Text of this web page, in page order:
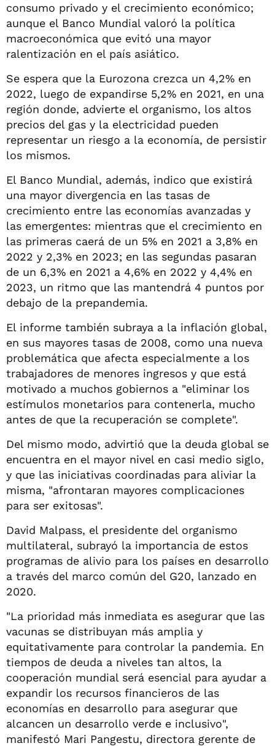
consumo privado y el crecimiento económico;
aunque el Banco Mundial valoró la política
macroeconómica que evitó una mayor
ralentización en el país asiático.
Se espera que la Eurozona crezca un 4,2% en
2022, luego de expandirse 5,2% en 2021, en una
región donde, advierte el organismo, los altos
precios del gas y la electricidad pueden
representar un riesgo a la economía, de persistir
los mismos.
El Banco Mundial, además, indico que existirá
una mayor divergencia en las tasas de
crecimiento entre las economías avanzadas y
las emergentes: mientras que el crecimiento en
las primeras caerá de un 5% en 2021 a 3,8% en
2022 y 2,3% en 2023; en las segundas pasaran
de un 6,3% en 2021 a 4,6% en 2022 y 4,4% en
2023, un ritmo que las mantendrá 4 puntos por
debajo de la prepandemia.
El informe también subraya a la inflación global,
en sus mayores tasas de 2008, como una nueva
problemática que afecta especialmente a los
trabajadores de menores ingresos y que está
motivado a muchos gobiernos a "eliminar los
estímulos monetarios para contenerla, mucho
antes de que la recuperación se complete".
Del mismo modo, advirtió que la deuda global se
encuentra en el mayor nivel en casi medio siglo,
y que las iniciativas coordinadas para aliviar la
misma, "afrontaran mayores complicaciones
para ser exitosas".
David Malpass, el presidente del organismo
multilateral, subrayó la importancia de estos
programas de alivio para los países en desarrollo
a través del marco común del G20, lanzado en
2020.
"La prioridad más inmediata es asegurar que las
vacunas se distribuyan más amplia y
equitativamente para controlar la pandemia. En
tiempos de deuda a niveles tan altos, la
cooperación mundial será esencial para ayudar a
expandir los recursos financieros de las
economías en desarrollo para asegurar que
alcancen un desarrollo verde e inclusivo",
manifestó Mari Pangestu, directora gerente de